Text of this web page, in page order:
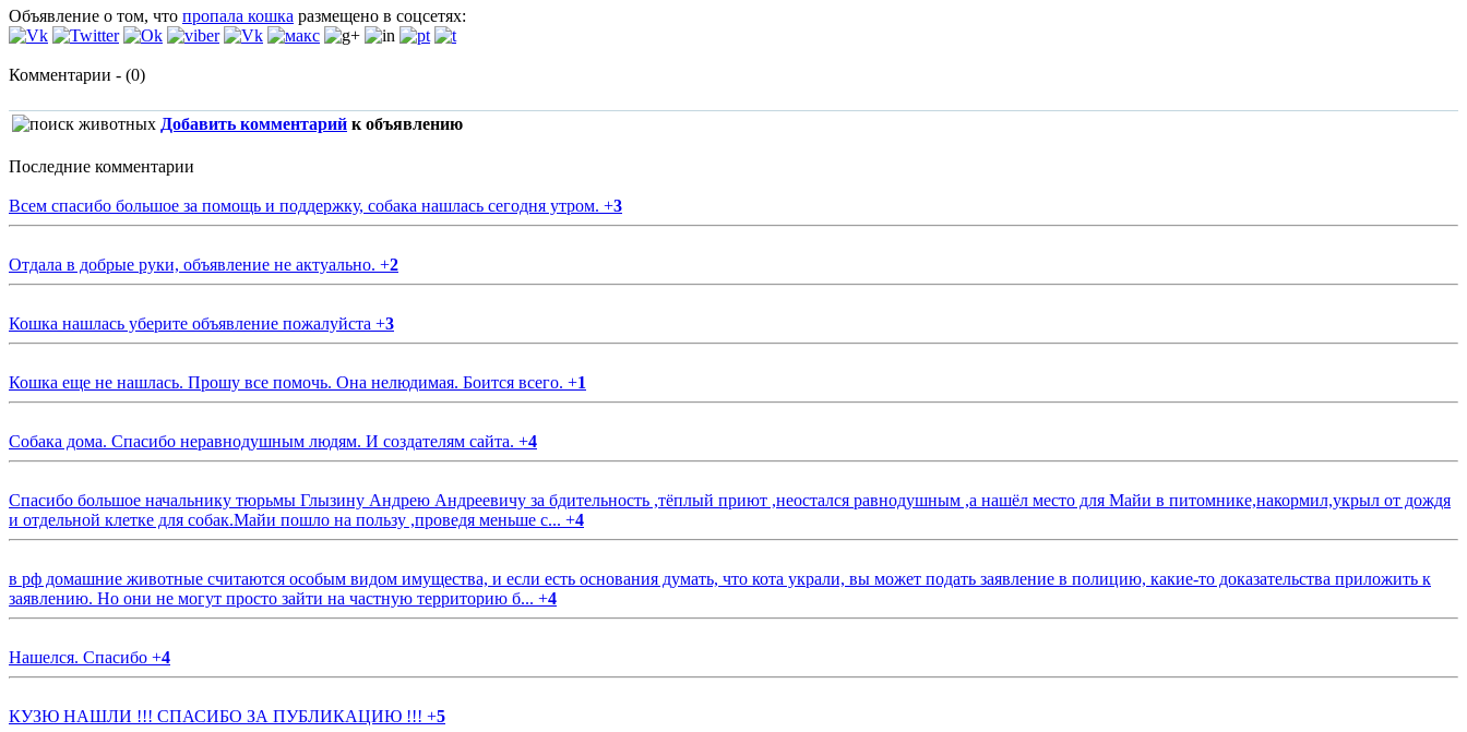
Объявление о том, что пропала кошка размещено в соцсетях:
Комментарии - (0)
Добавить комментарий к объявлению
Последние комментарии
Всем спасибо большое за помощь и поддержку, собака нашлась сегодня утром. +3
Отдала в добрые руки, объявление не актуально. +2
Кошка нашлась уберите объявление пожалуйста +3
Кошка еще не нашлась. Прошу все помочь. Она нелюдимая. Боится всего. +1
Собака дома. Спасибо неравнодушным людям. И создателям сайта. +4
Спасибо большое начальнику тюрьмы Глызину Андрею Андреевичу за бдительность ,тёплый приют ,неостался равнодушным ,а нашёл место для Майи в питомнике,накормил,укрыл от дождя
и отдельной клетке для собак.Майи пошло на пользу ,проведя меньше с... +4
в рф домашние животные считаются особым видом имущества, и если есть основания думать, что кота украли, вы может подать заявление в полицию, какие-то доказательства приложить к
заявлению. Но они не могут просто зайти на частную территорию б... +4
Нашелся. Спасибо +4
КУЗЮ НАШЛИ !!! СПАСИБО ЗА ПУБЛИКАЦИЮ !!! +5